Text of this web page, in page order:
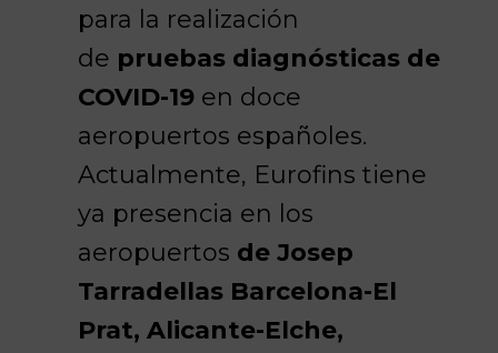
para la realización
de pruebas diagnósticas de
COVID-19 en doce
aeropuertos españoles.
Actualmente, Eurofins tiene
ya presencia en los
aeropuertos de Josep
Tarradellas Barcelona-El
Prat, Alicante-Elche,